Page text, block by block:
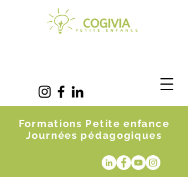
Formations Petite enfance
Journées pédagogiques